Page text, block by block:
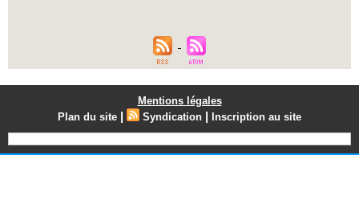
Mentions légales
Plan du site | Syndication | Inscription au site